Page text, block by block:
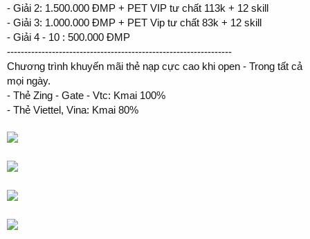
- Giải 2: 1.500.000 ĐMP + PET VIP tư chất 113k + 12 skill
- Giải 3: 1.000.000 ĐMP + PET Vip tư chất 83k + 12 skill
- Giải 4 - 10 : 500.000 ĐMP
-----------------------------------------------------------------
Chương trình khuyến mãi thẻ nạp cực cao khi open - Trong tất cả
mọi ngày.
- Thẻ Zing - Gate - Vtc: Kmai 100%
- Thẻ Viettel, Vina: Kmai 80%